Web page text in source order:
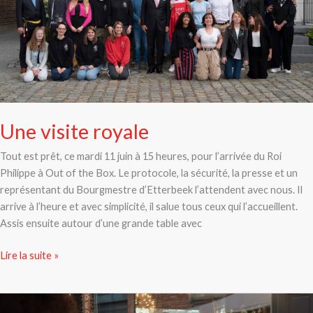
Une visite royale
Tout est prêt, ce mardi 11 juin à 15 heures, pour l’arrivée du Roi
Philippe à Out of the Box. Le protocole, la sécurité, la presse et un
représentant du Bourgmestre d’Etterbeek l’attendent avec nous. Il
arrive à l’heure et avec simplicité, il salue tous ceux qui l’accueillent.
Assis ensuite autour d’une grande table avec
Lire la suite »